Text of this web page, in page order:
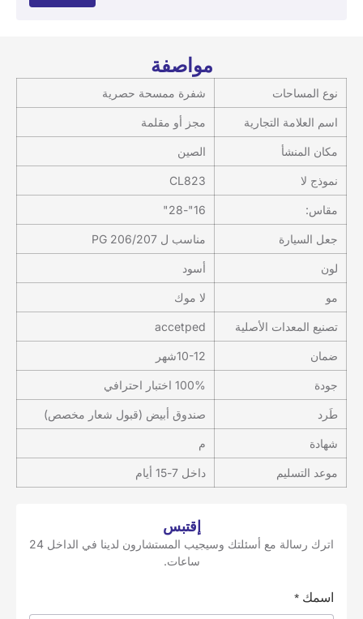
مواصفة
نوع المساحات شفرة ممسحة حصرية
اسم العلامة التجارية مجز أو مقلمة
مكان المنشأ الصين
نموذج لا CL823
مقاس: 16"-28"
جعل السيارة مناسب ل PG 206/207
لون أسود
مو لا موك
تصنيع المعدات الأصلية accetped
ضمان 10-12شهر
جودة 100% اختبار احترافي
طَرد صندوق أبيض (قبول شعار مخصص)
شهادة م
موعد التسليم داخل 7-15 أيام
إقتبس
اترك رسالة مع أسئلتك وسيجيب المستشارون لدينا في الداخل 24
ساعات.
اسمك *